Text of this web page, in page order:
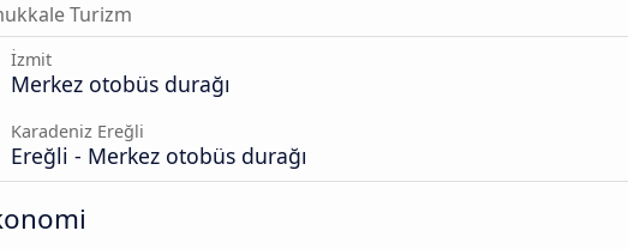
Turizm
İzmit
Merkez otobüs durağı
Karadeniz Ereğli
Ereğli - Merkez otobüs durağı